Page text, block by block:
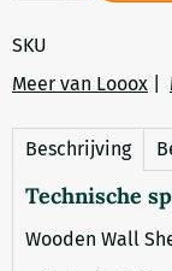
SKU
Meer van Looox
Beschrijving
Technische
Wooden Wall